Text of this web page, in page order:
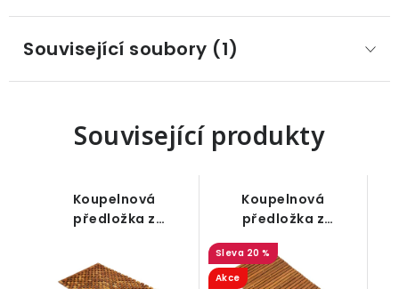
Související soubory (1)
Související produkty
Koupelnová
předložka z
x 50 cm
Koupelnová
předložka z
akátového dřeva,
rovná, 80 x 50 cm
20 %
Akce